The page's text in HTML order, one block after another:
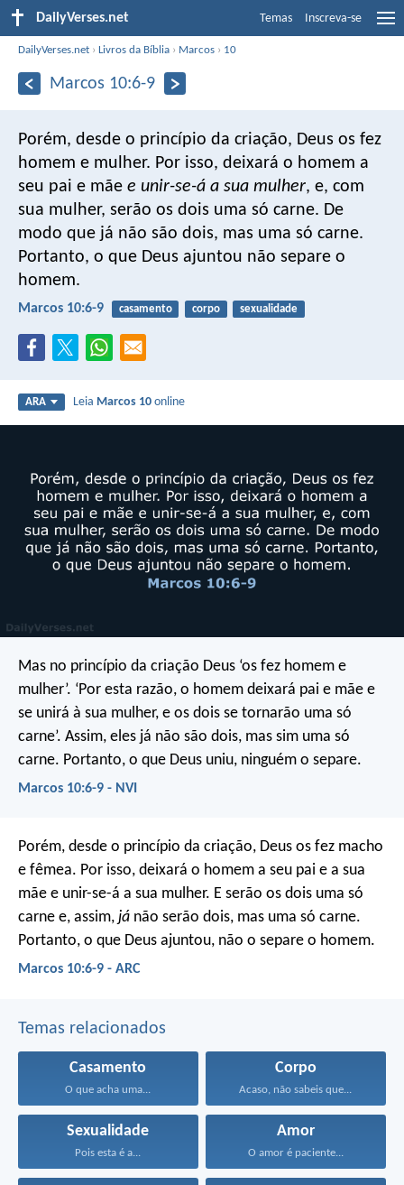
DailyVerses.net Temas Inscreva-se
DailyVerses.net ›Livros da Bíblia › Marcos › 10
Marcos 10:6-9
Porém, desde o princípio da criação, Deus os fez
homem e mulher. Por isso, deixará o homem a
seu pai e mãe e unir-se-á a sua mulher, e, com
sua mulher, serão os dois uma só carne. De
modo que já não são dois, mas uma só carne.
Portanto, o que Deus ajuntou não separe o
homem.
Marcos 10:6-9 casamento corpo sexualidade
ARA Leia Marcos 10 online
Mas no princípio da criação Deus ‘os fez homem e
mulher’. ‘Por esta razão, o homem deixará pai e mãe e
se unirá à sua mulher, e os dois se tornarão uma só
carne’. Assim, eles já não são dois, mas sim uma só
carne. Portanto, o que Deus uniu, ninguém o separe.
Marcos 10:6-9 - NVI
Porém, desde o princípio da criação, Deus os fez macho
e fêmea. Por isso, deixará o homem a seu pai e a sua
mãe e unir-se-á a sua mulher. E serão os dois uma só
carne e, assim, já não serão dois, mas uma só carne.
Portanto, o que Deus ajuntou, não o separe o homem.
Marcos 10:6-9 - ARC
Temas relacionados
Casamento
O que acha uma...
Corpo
Acaso, não sabeis que...
Sexualidade
Pois esta é a...
Amor
O amor é paciente...